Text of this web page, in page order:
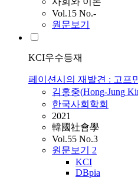
Vol.15 No.-
원문보기
KCI우수등재
페이션시의 재발견 : 고프
김홍중(Hong-Jung
한국사회학회
2021
韓國社會學
Vol.55 No.3
원문보기 2
KCI
DBpia